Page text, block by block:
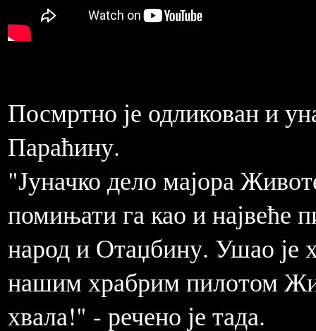
Посмртно је одликован и
Параћину.
"Јуначко дело мајора
помињати га као и највеће
народ и Отаџбину. Ушао је
нашим храбрим пилотом
хвала!" - речено је тада.